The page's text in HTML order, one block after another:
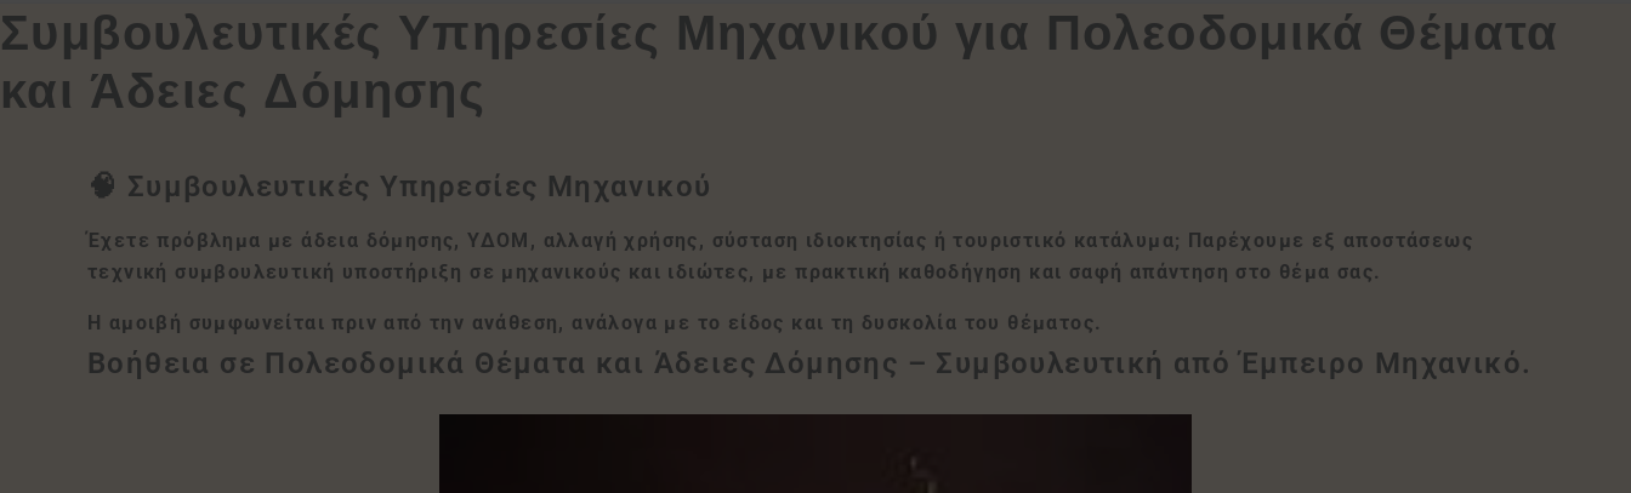
Συμβουλευτικές Υπηρεσίες Μηχανικού για Πολεοδομικά Θέματα
και Άδειες Δόμησης
🧠 Συμβουλευτικές Υπηρεσίες Μηχανικού
Έχετε πρόβλημα με άδεια δόμησης, ΥΔΟΜ, αλλαγή χρήσης, σύσταση ιδιοκτησίας ή τουριστικό κατάλυμα; Παρέχουμε εξ αποστάσεως
τεχνική συμβουλευτική υποστήριξη σε μηχανικούς και ιδιώτες, με πρακτική καθοδήγηση και σαφή απάντηση στο θέμα σας.
Η αμοιβή συμφωνείται πριν από την ανάθεση, ανάλογα με το είδος και τη δυσκολία του θέματος.
Βοήθεια σε Πολεοδομικά Θέματα και Άδειες Δόμησης – Συμβουλευτική από Έμπειρο Μηχανικό.